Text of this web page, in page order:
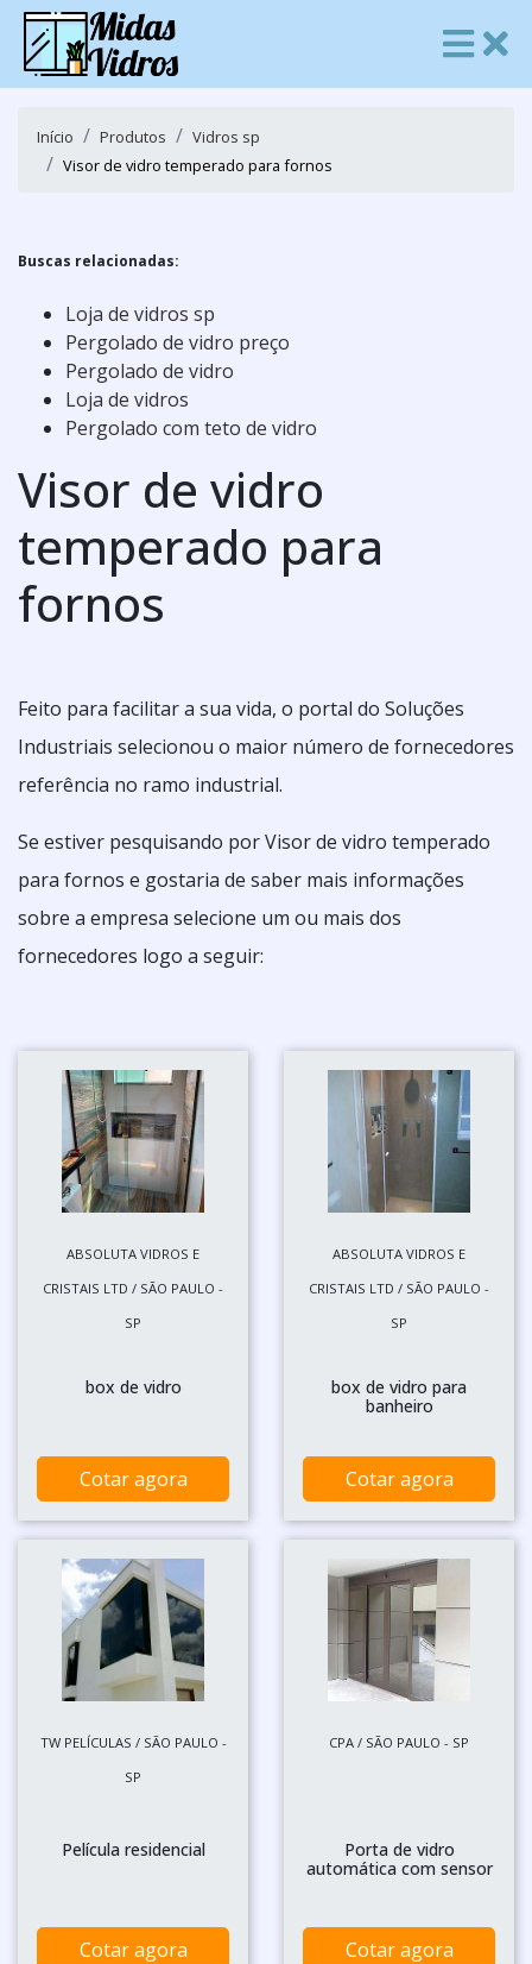
Início Produtos
Vidros sp
Visor de vidro temperado para fornos
Buscas relacionadas:
Loja de vidros sp
Pergolado de vidro preço
Pergolado de vidro
Loja de vidros
Pergolado com teto de vidro
Visor de vidro
temperado para
fornos
Feito para facilitar a sua vida, o portal do Soluções
Industriais selecionou o maior número de fornecedores
referência no ramo industrial.
Se estiver pesquisando por Visor de vidro temperado
para fornos e gostaria de saber mais informações
sobre a empresa selecione um ou mais dos
fornecedores logo a seguir:
ABSOLUTA VIDROS E
CRISTAIS LTD / SÃO PAULO -
SP
box de vidro
Cotar agora
ABSOLUTA VIDROS E
CRISTAIS LTD / SÃO PAULO -
SP
box de vidro para
banheiro
Cotar agora
TW PELÍCULAS / SÃO PAULO -
SP
Película residencial
Cotar agora
CPA / SÃO PAULO - SP
Porta de vidro
automática com sensor
Cotar agora